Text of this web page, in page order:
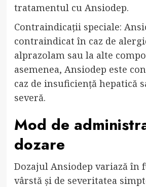
tratamentul cu Ansiodep.
Contraindicații speciale:
contraindicat în caz de
alprazolam sau la alte
asemenea, Ansiodep este
caz de insuficiență hepatică
severă.
Mod de
dozare
Dozajul Ansiodep variază în
vârstă și de severitatea